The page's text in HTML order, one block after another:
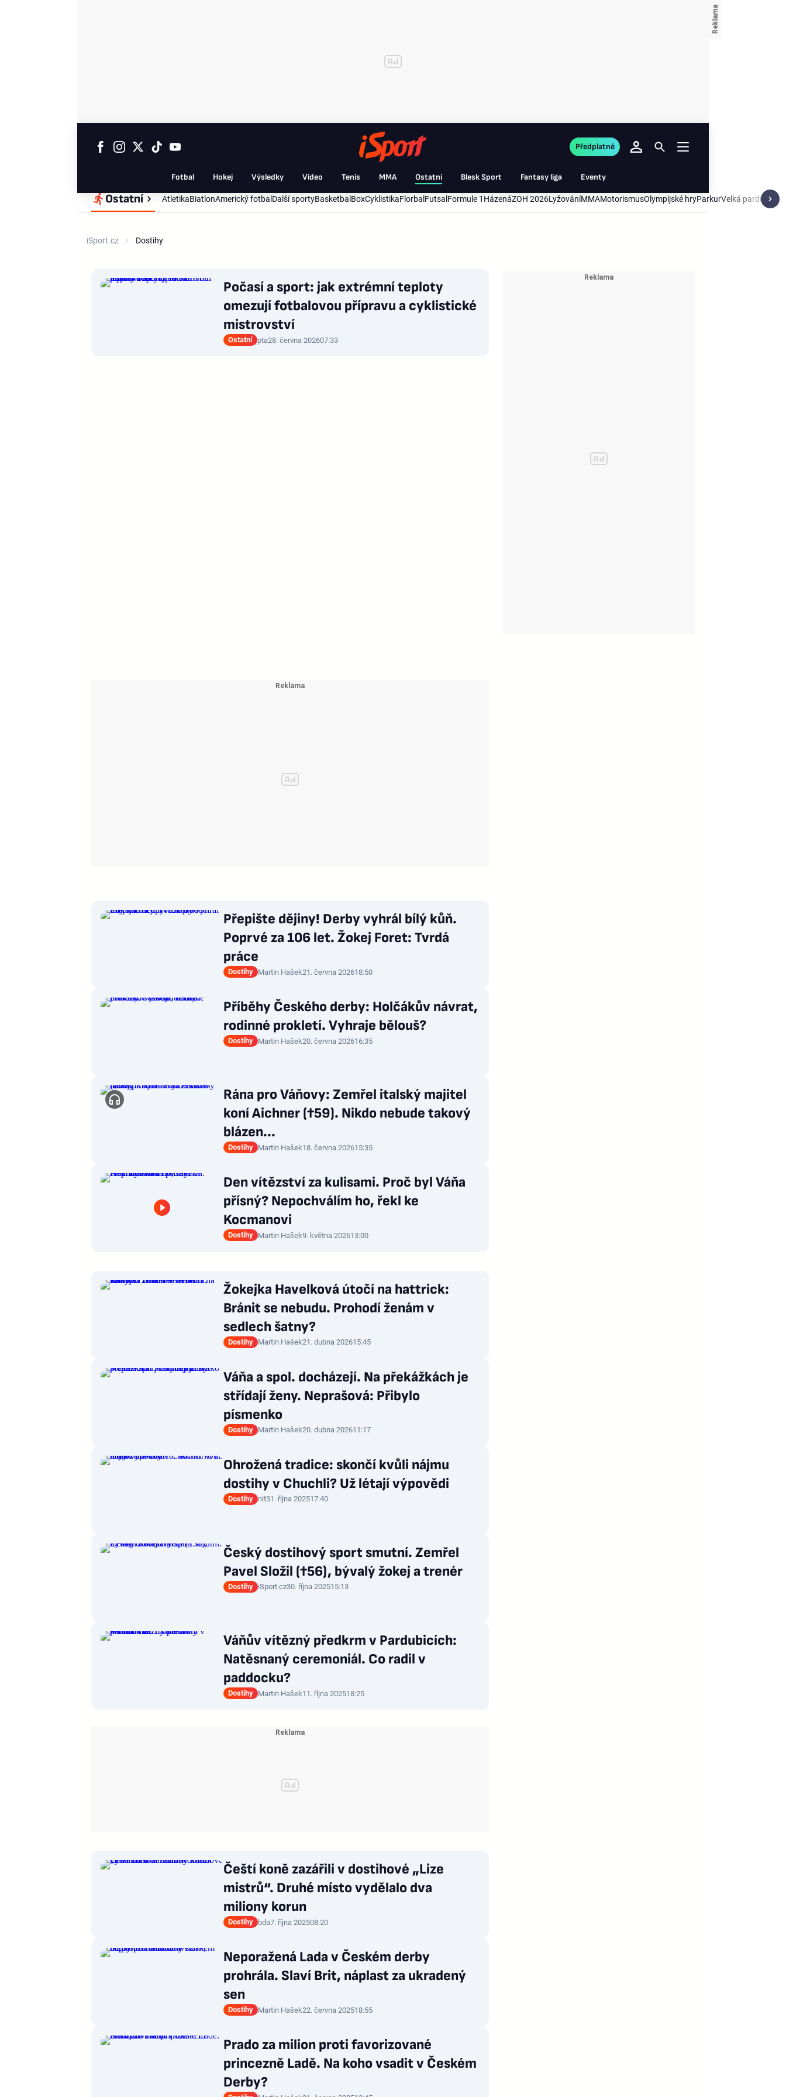
Fotbal Hokej Výsledky Video Tenis MMA Ostatní Blesk Sport Fantasy liga Eventy
Předplatné
Ostatní AtletikaBiatlonAmerický fotbal Další sportyBasketbal BoxCyklistikaFlorbal Futsal Formule 1 HázenáZOH 2026LyžováníMMAMotorismusOlympijské hryParkurVelká pardubická
iSport.cz Dostihy
Počasí a sport: jak extrémní teploty
omezují fotbalovou přípravu a cyklistické
mistrovství
Ostatní pta28. června 202607:33
Přepište dějiny! Derby vyhrál bílý kůň.
Poprvé za 106 let. Žokej Foret: Tvrdá
práce
Dostihy Martin Hašek21. června 202618:50
Příběhy Českého derby: Holčákův návrat,
rodinné prokletí. Vyhraje bělouš?
Dostihy Martin Hašek20. června 202616:35
Rána pro Váňovy: Zemřel italský majitel
koní Aichner (†59). Nikdo nebude takový
blázen...
Dostihy Martin Hašek18. června 202615:35
Den vítězství za kulisami. Proč byl Váňa
přísný? Nepochválím ho, řekl ke
Kocmanovi
Dostihy Martin Hašek9. května 202613:00
Žokejka Havelková útočí na hattrick:
Bránit se nebudu. Prohodí ženám v
sedlech šatny?
Dostihy Martin Hašek21. dubna 202615:45
Váňa a spol. docházejí. Na překážkách je
střídají ženy. Neprašová: Přibylo
písmenko
Dostihy Martin Hašek20. dubna 202611:17
Ohrožená tradice: skončí kvůli nájmu
dostihy v Chuchli? Už létají výpovědi
Dostihy nit31. října 202517:40
Český dostihový sport smutní. Zemřel
Pavel Složil (†56), bývalý žokej a trenér
Dostihy iSport.cz30. října 202515:13
Váňův vítězný předkrm v Pardubicích:
Natěsnaný ceremoniál. Co radil v
paddocku?
Dostihy Martin Hašek11. října 202518:25
Čeští koně zazářili v dostihové „Lize
mistrů“. Druhé místo vydělalo dva
miliony korun
Dostihy bda7. října 202508:20
Neporažená Lada v Českém derby
prohrála. Slaví Brit, náplast za ukradený
sen
Dostihy Martin Hašek22. června 202518:55
Prado za milion proti favorizované
princezně Ladě. Na koho vsadit v Českém
Derby?